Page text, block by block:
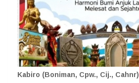
Kabiro (Boniman, Cpw., Cij., Cahnr)